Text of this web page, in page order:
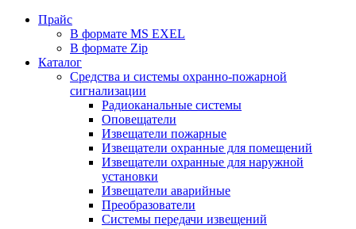
Прайс
В формате MS EXEL
В формате Zip
Каталог
Средства и системы охранно-пожарной
сигнализации
Радиоканальные системы
Оповещатели
Извещатели пожарные
Извещатели охранные для помещений
Извещатели охранные для наружной
установки
Извещатели аварийные
Преобразователи
Системы передачи извещений